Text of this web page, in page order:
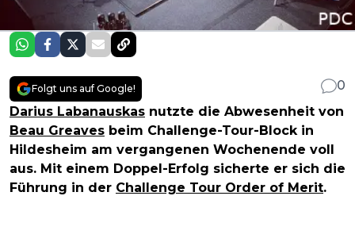
Folgt uns auf Google!
0
Darius Labanauskas nutzte die Abwesenheit von
Beau Greaves beim Challenge-Tour-Block in
Hildesheim am vergangenen Wochenende voll
aus. Mit einem Doppel-Erfolg sicherte er sich die
Führung in der Challenge Tour Order of Merit.